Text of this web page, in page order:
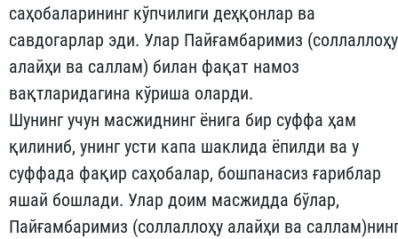
саҳобаларининг кўпчилиги деҳқонлар ва
савдогарлар эди. Улар Пайғамбаримиз (соллаллоҳу
алайҳи ва саллам) билан фақат намоз
вақтларидаги­на кўриша оларди.
Шунинг учун масжиднинг ёнига бир суффа ҳам
қилиниб, унинг усти капа шаклида ёпилди ва у
суффада фақир саҳобалар, бошпанасиз ғариблар
яшай бошлади. Улар доим масжидда бўлар,
Пайғамбаримиз (соллаллоҳу алайҳи ва